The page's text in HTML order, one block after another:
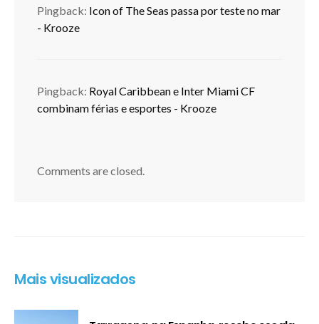
Pingback: Icon of The Seas passa por teste no mar
- Krooze
Pingback: Royal Caribbean e Inter Miami CF
combinam férias e esportes - Krooze
Comments are closed.
Mais visualizados